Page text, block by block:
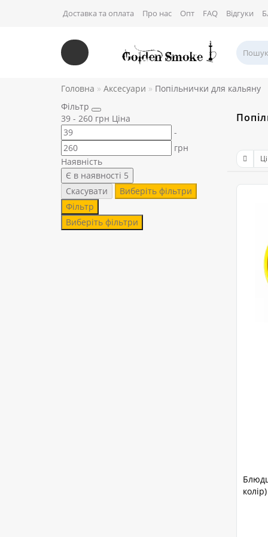
Доставка та оплата Про нас Опт FAQ Відгуки
Головна Аксесуари
Попільнички для кальяну
Фільтр
39 - 260 грн Ціна
-
грн
Наявність
Є в наявності 5
Скасувати
Виберіть фільтри
Фільтр
Виберіть фільтри
колір)